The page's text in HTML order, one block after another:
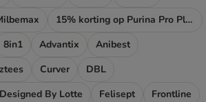
15% korting op Purina Pro Plan
8in1 Advantix
Anibest
Curver
DBL
Designed By Lotte Felisept
Frontline